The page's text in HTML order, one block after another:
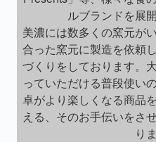
ルブランドを展
美濃には数多くの窯元が
合った窯元に製造を依頼
づくりをしております。
っていただける普段使い
卓がより楽しくなる商品
える、そのお手伝いをさ
り